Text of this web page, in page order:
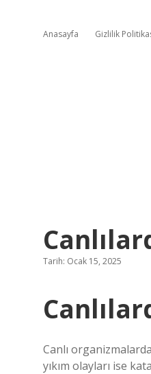
Anasayfa Gizlilik
Tarih: Ocak 15, 2025
Canlı
yıkım olayları ise